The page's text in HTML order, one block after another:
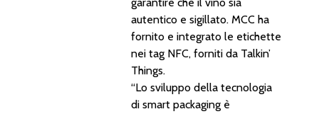
autentico e sigillato. MCC ha
fornito e integrato le etichette
nei tag NFC, forniti da Talkin’
Things.
“Lo sviluppo della tecnologia
di smart packaging è